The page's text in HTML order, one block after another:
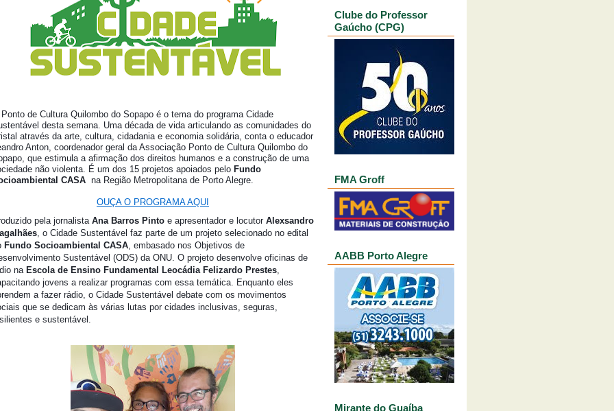
de Cultura Quilombo do Sopapo é o tema do programa Cidade
desta semana. Uma década de vida articulando as comunidades do
através da arte, cultura, cidadania e economia solidária, conta o educador
Anton, coordenador geral da Associação Ponto de Cultura Quilombo do
que estimula a afirmação dos direitos humanos e a construção de uma
não violenta. É um dos 15 projetos apoiados pelo Fundo
CASA na Região Metropolitana de Porto Alegre.
OUÇA O PROGRAMA AQUI
pela jornalista Ana Barros Pinto e apresentador e locutor Alexsandro
, o Cidade Sustentável faz parte de um projeto selecionado no edital
Fundo Socioambiental CASA, embasado nos Objetivos de
Sustentável (ODS) da ONU. O projeto desenvolve oficinas de
na Escola de Ensino Fundamental Leocádia Felizardo Prestes,
jovens a realizar programas com essa temática. Enquanto eles
a fazer rádio, o Cidade Sustentável debate com os movimentos
que se dedicam às várias lutas por cidades inclusivas, seguras,
e sustentável.
Clube do Professor
Gaúcho (CPG)
FMA Groff
AABB Porto Alegre
Mirante do Guaíba